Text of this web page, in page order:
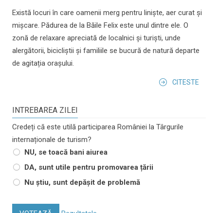
Există locuri în care oamenii merg pentru liniște, aer curat și
mișcare. Pădurea de la Băile Felix este unul dintre ele. O
zonă de relaxare apreciată de localnici și turiști, unde
alergătorii, bicicliștii și familiile se bucură de natură departe
de agitația orașului.
CITESTE
INTREBAREA ZILEI
Credeți că este utilă participarea României la Târgurile
internaționale de turism?
NU, se toacă bani aiurea
DA, sunt utile pentru promovarea țării
Nu știu, sunt depășit de problemă